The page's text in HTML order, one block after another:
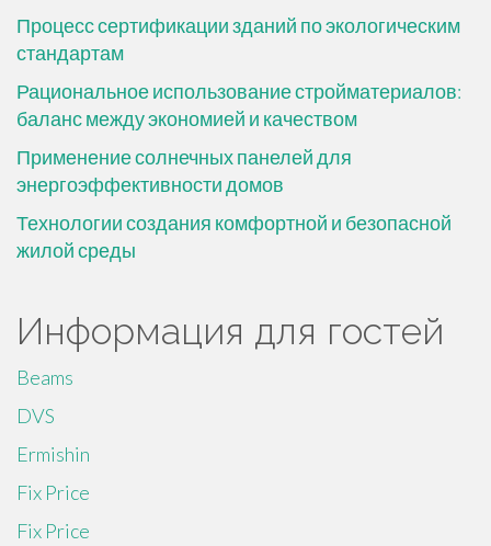
Процесс сертификации зданий по экологическим
стандартам
Рациональное использование стройматериалов:
баланс между экономией и качеством
Применение солнечных панелей для
энергоэффективности домов
Технологии создания комфортной и безопасной
жилой среды
Информация для гостей
Beams
DVS
Ermishin
Fix Price
Fix Price